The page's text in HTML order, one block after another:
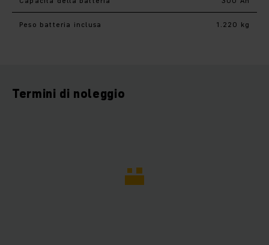
Peso batteria inclusa 1.220 kg
Termini di noleggio